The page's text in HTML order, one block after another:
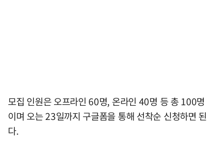
모집 인원은 오프라인 60명, 온라인 40명 등 총 100명
이며 오는 23일까지 구글폼을 통해 선착순 신청하면 된
다.